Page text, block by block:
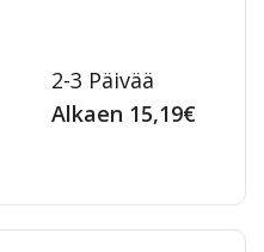
2-3 Päivää
Alkaen 15,19€